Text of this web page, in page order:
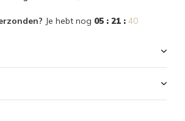
Je hebt nog 05 : 21 : 40